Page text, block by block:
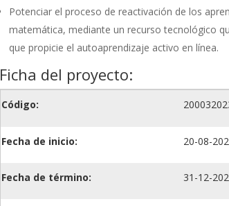
Potenciar el proceso de reactivación de los
matemática, mediante un recurso tecnológico
que propicie el autoaprendizaje activo en línea.
Ficha del proyecto:
Código:
Fecha de inicio: 20-08-
Fecha de término: 31-12-